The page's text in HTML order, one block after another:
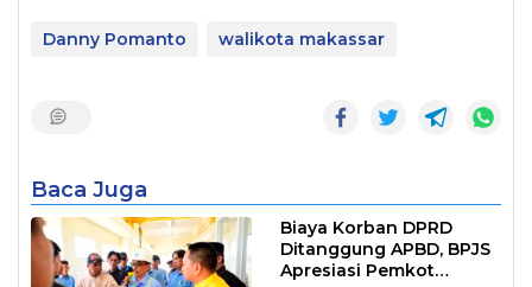
Danny Pomanto walikota makassar
Baca Juga
Biaya Korban DPRD
Ditanggung APBD, BPJS
Apresiasi Pemkot